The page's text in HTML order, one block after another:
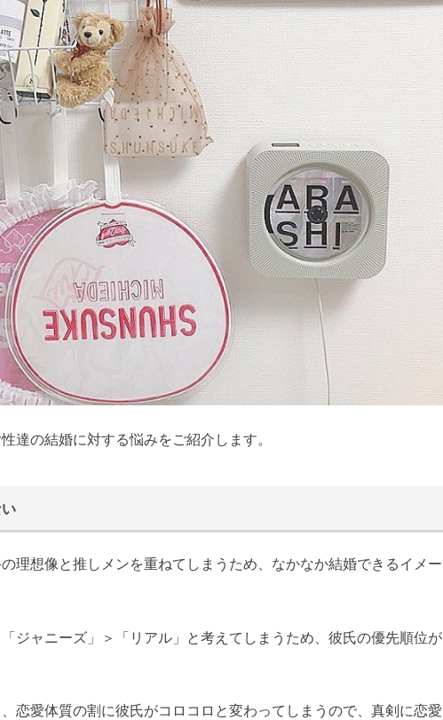
達の結婚に対する悩みをご紹介します。
理想像と推しメンを重ねてしまうため、なかなか結婚できるイメー
ジャニーズ」＞「リアル」と考えてしまうため、彼氏の優先順位が
恋愛体質の割に彼氏がコロコロと変わってしまうので、真剣に恋愛